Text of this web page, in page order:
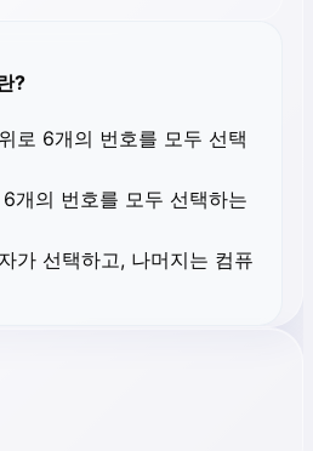
?
로 6개의 번호를 모두 선택
개의 번호를 모두 선택하는
가 선택하고, 나머지는 컴퓨